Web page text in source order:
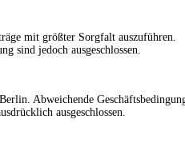
mit größter Sorgfalt auszuführen.
sind jedoch ausgeschlossen.
Abweichende
ausgeschlossen.